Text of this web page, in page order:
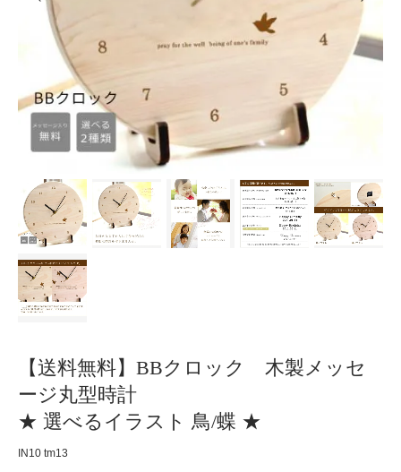
【送料無料】BBクロック 木製メッセ
ージ丸型時計
★ 選べるイラスト 鳥/蝶 ★
IN10 tm13